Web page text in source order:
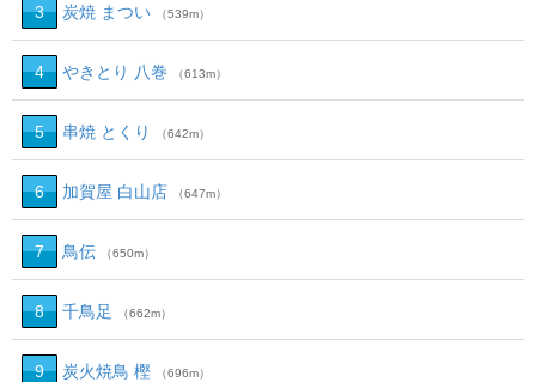
3 炭焼 まつい （539m）
4 やきとり 八巻 （613m）
5 串焼 とくり （642m）
6 加賀屋 白山店 （647m）
7 鳥伝 （650m）
8 千鳥足 （662m）
9 炭火焼鳥 樫 （696m）